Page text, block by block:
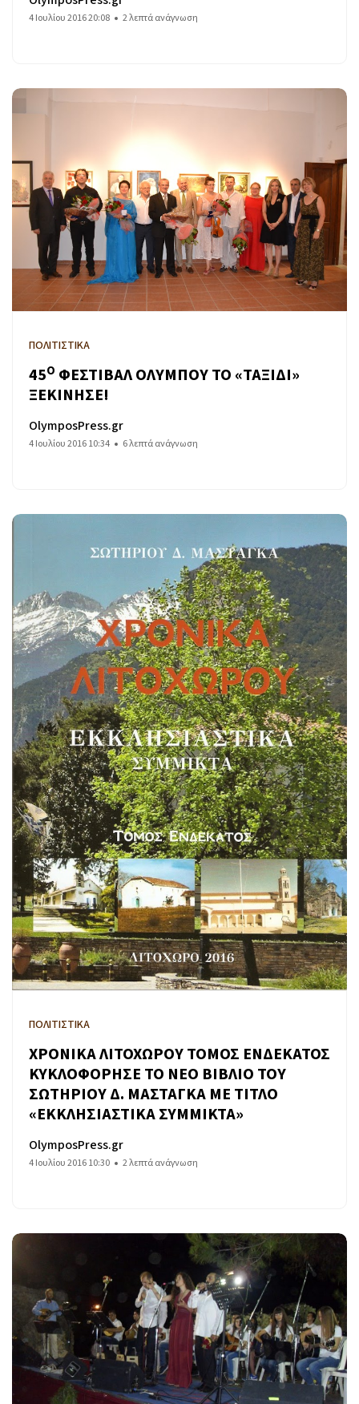
4 Ιουλίου 2016 20:08 2 λεπτά ανάγνωση
ΠΟΛΙΤΙΣΤΙΚΑ
45Ο ΦΕΣΤΙΒΑΛ ΟΛΥΜΠΟΥ ΤΟ «ΤΑΞΙΔΙ»
ΞΕΚΙΝΗΣΕ!
OlymposPress.gr
4 Ιουλίου 2016 10:34 6 λεπτά ανάγνωση
ΠΟΛΙΤΙΣΤΙΚΑ
ΧΡΟΝΙΚΑ ΛΙΤΟΧΩΡΟΥ ΤΟΜΟΣ ΕΝΔΕΚΑΤΟΣ
ΚΥΚΛΟΦΟΡΗΣΕ ΤΟ ΝΕΟ ΒΙΒΛΙΟ ΤΟΥ
ΣΩΤΗΡΙΟΥ Δ. ΜΑΣΤΑΓΚΑ ΜΕ ΤΙΤΛΟ
«ΕΚΚΛΗΣΙΑΣΤΙΚΑ ΣΥΜΜΙΚΤΑ»
OlymposPress.gr
4 Ιουλίου 2016 10:30 2 λεπτά ανάγνωση